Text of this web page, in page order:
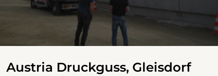
Austria Druckguss, Gleisdorf